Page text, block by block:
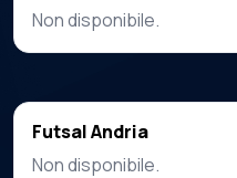
Non disponibile.
Futsal Andria
Non disponibile.